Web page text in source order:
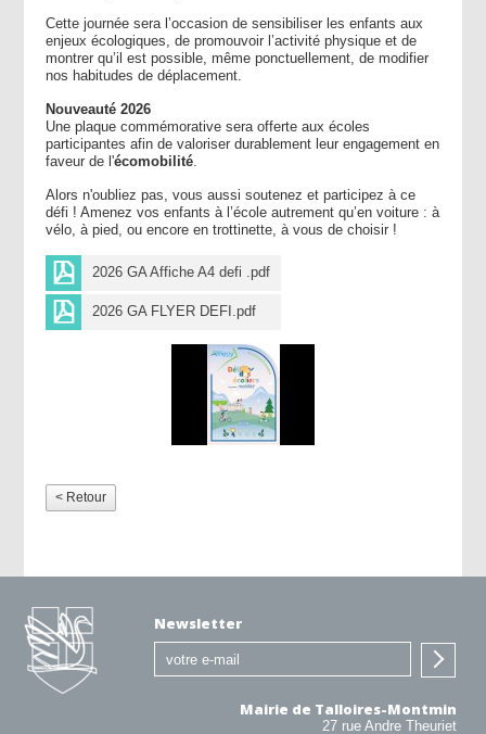
Cette journée sera l’occasion de sensibiliser les enfants aux
enjeux écologiques, de promouvoir l’activité physique et de
montrer qu’il est possible, même ponctuellement, de modifier
nos habitudes de déplacement.
Nouveauté 2026
Une plaque commémorative sera offerte aux écoles
participantes afin de valoriser durablement leur engagement en
faveur de l'écomobilité.
Alors n'oubliez pas, vous aussi soutenez et participez à ce
défi ! Amenez vos enfants à l’école autrement qu’en voiture : à
vélo, à pied, ou encore en trottinette, à vous de choisir !
2026 GA Affiche A4 defi .pdf
2026 GA FLYER DEFI.pdf
< Retour
Newsletter
Mairie de Talloires-Montmin
27 rue Andre Theuriet